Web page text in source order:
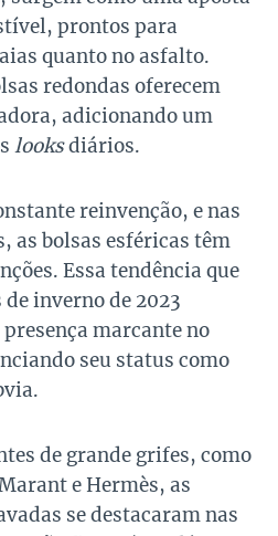
prontos para
quanto no asfalto.
redondas oferecem
adicionando um
looksdiários.
reinvenção, e nas
as bolsas esféricas têm
Essa tendência que
inverno de 2023
marcante no
seu status como
de grande grifes, como
e Hermès, as
se destacaram nas